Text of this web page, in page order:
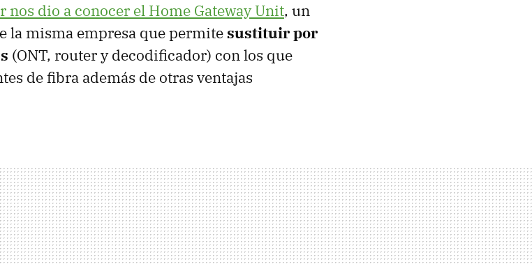
nos dio a conocer el Home Gateway Unit, un
la misma empresa que permitesustituir por
(ONT, router y decodificador) con los que
de fibra además de otras ventajas